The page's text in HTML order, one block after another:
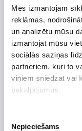
Mēs izmantojam
reklāmas,
un analizētu mūsu
izmantojat mūsu
sociālās saziņas
partneriem, kuri to
viņiem sniedzat vai
pakalpojumus.
izvēle
Nepieciešams
2 155,62
3 079,45 €